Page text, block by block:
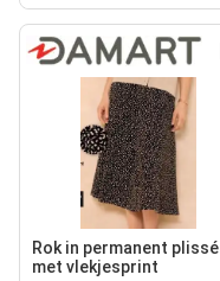
Rok in permanent plissé
met vlekjesprint